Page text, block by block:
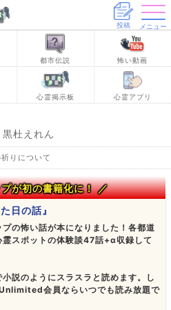
投稿 メニュー
都市伝説 怖い動画
心霊掲示板 心霊アプリ
杜えれん
りについて
が初の書籍化に！ ／
日の話』
の怖い話が本になりました！各都道
霊スポットの体験談47話+α収録して
説のようにスラスラと読めます。し
会員ならいつでも読み放題で